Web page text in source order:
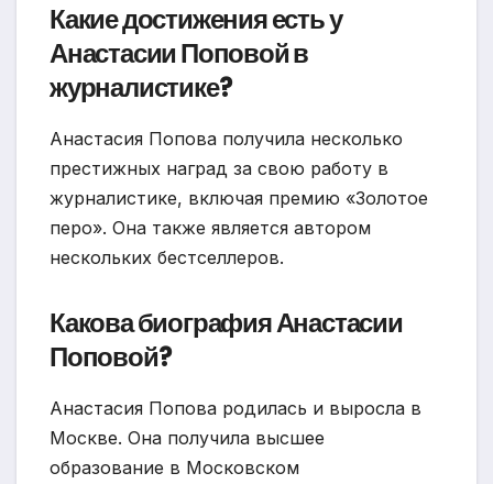
Какие достижения есть у
Анастасии Поповой в
журналистике?
Анастасия Попова получила несколько
престижных наград за свою работу в
журналистике, включая премию «Золотое
перо». Она также является автором
нескольких бестселлеров.
Какова биография Анастасии
Поповой?
Анастасия Попова родилась и выросла в
Москве. Она получила высшее
образование в Московском